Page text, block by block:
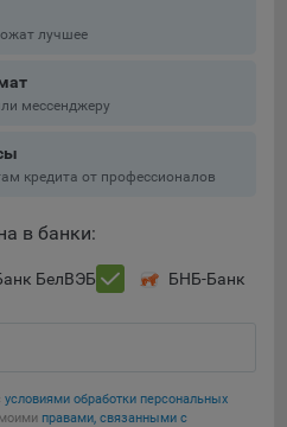
лучшее
мессенджеру
кредита от профессионалов
в банки:
БелВЭБ БНБ-Банк
условиями обработки персональных
правами, связанными с